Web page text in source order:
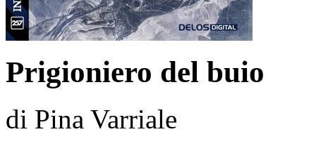
Prigioniero del buio
di Pina Varriale